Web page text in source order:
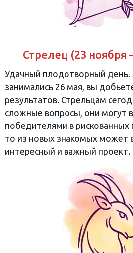
Стрелец (23 ноября
Удачный плодотворный
занимались 26 мая, вы
результатов. Стрельцам
сложные вопросы, они могут
победителями в рискованных
то из новых знакомых может
интересный и важный проект.